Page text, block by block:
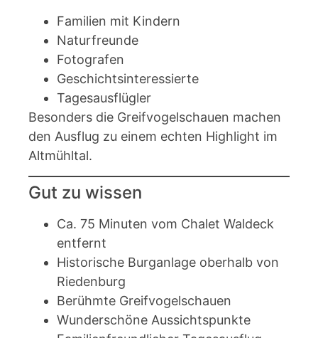
Familien mit Kindern
Naturfreunde
Fotografen
Geschichtsinteressierte
Tagesausflügler
Besonders die Greifvogelschauen machen
den Ausflug zu einem echten Highlight im
Altmühltal.
Gut zu wissen
Ca. 75 Minuten vom Chalet Waldeck
entfernt
Historische Burganlage oberhalb von
Riedenburg
Berühmte Greifvogelschauen
Wunderschöne Aussichtspunkte